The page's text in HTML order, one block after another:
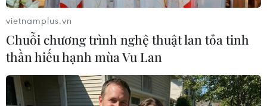
#xuất khẩu lao động #Tiền cọc
Canada
vietnamplus.vn
Chuỗi chương trình nghệ thuật lan tỏa tinh
thần hiếu hạnh mùa Vu Lan